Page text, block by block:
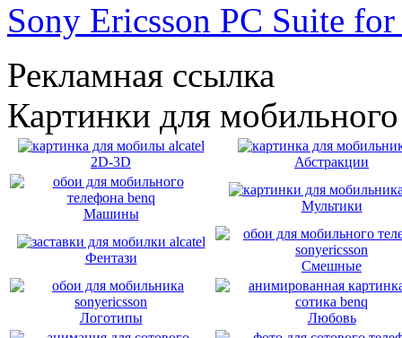
Sony Ericsson PC Suite
Рекламная ссылка
Картинки для
2D-3D Абстракции
Машины
Мультики
Фентази
Смешные
Логотипы Любовь